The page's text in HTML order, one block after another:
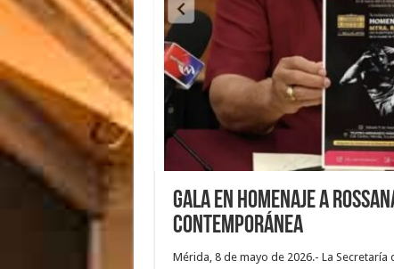
Gala en homenaje a
contemporánea
Mérida, 8 de mayo de 2026.- La Secretaría